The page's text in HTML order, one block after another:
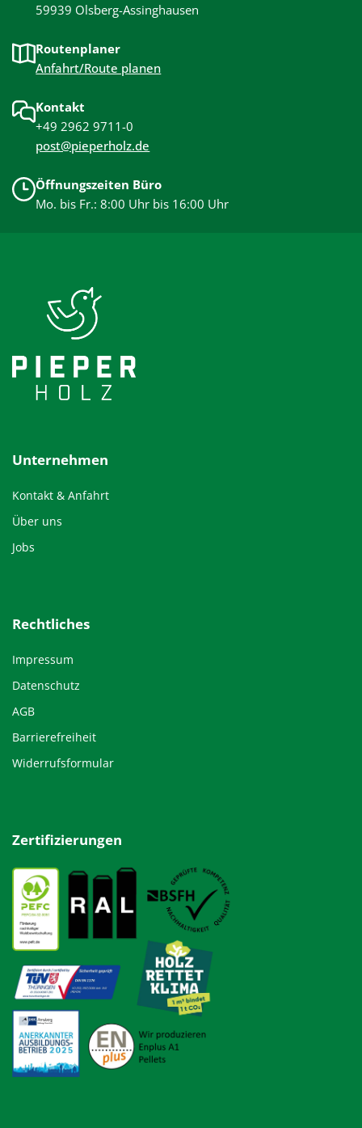
59939 Olsberg-Assinghausen
Routenplaner
Anfahrt/Route planen
Kontakt
+49 2962 9711-0
post@pieperholz.de
Öffnungszeiten Büro
Mo. bis Fr.: 8:00 Uhr bis 16:00 Uhr
Unternehmen
Kontakt & Anfahrt
Über uns
Jobs
Rechtliches
Impressum
Datenschutz
AGB
Barrierefreiheit
Widerrufsformular
Zertifizierungen